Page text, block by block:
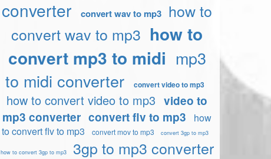
converter
convert wav to mp3 how to
convert wav to mp3 how to
convert mp3 to midi mp3
to midi converter
convert video to mp3
how to convert video to mp3 video to
mp3 converter convert flv to mp3
how
to convert flv to mp3
convert mov to mp3 convert 3gp to mp3
how to convert 3gp to mp3 3gp to mp3 converter